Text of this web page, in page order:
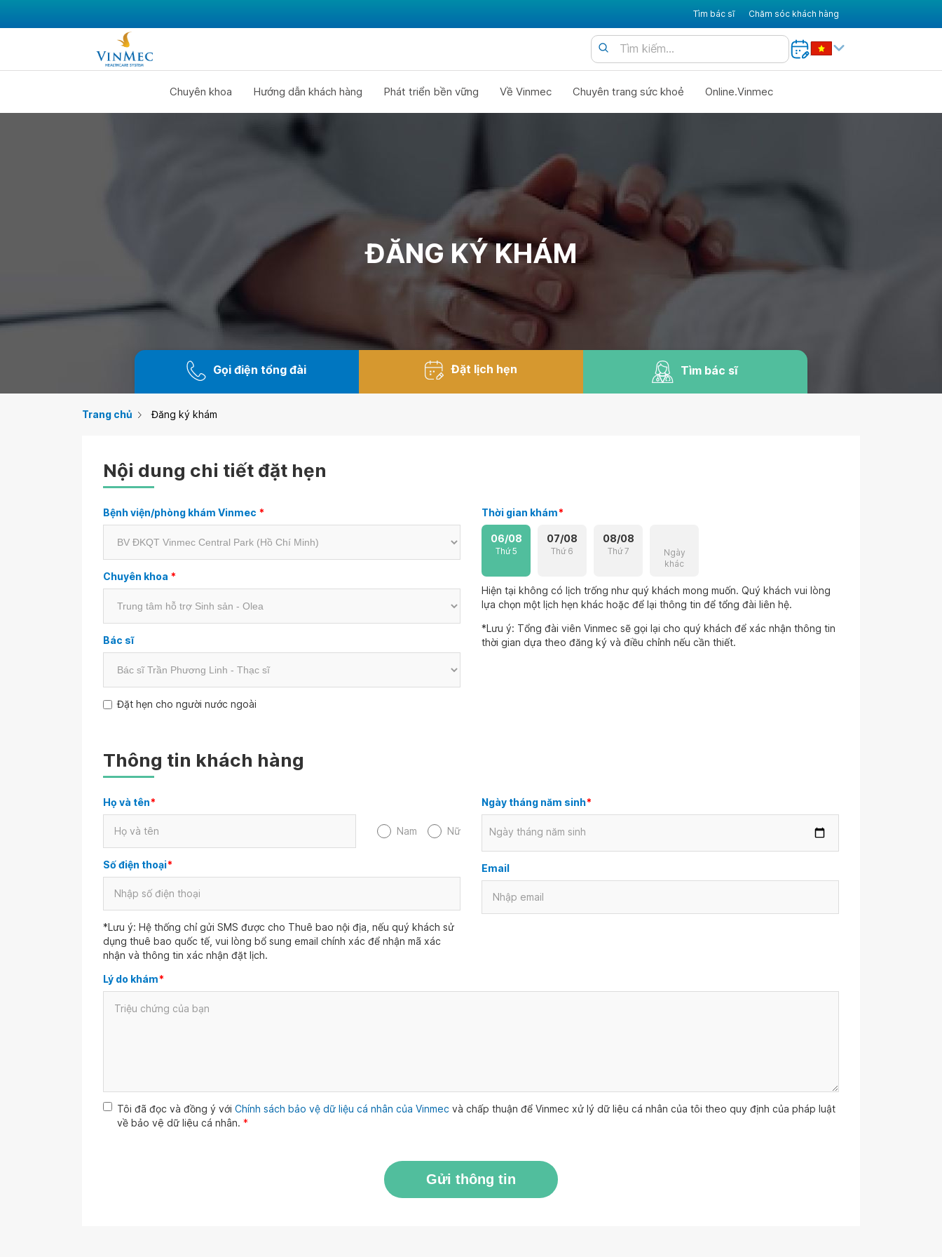
Tìm bác sĩ Chăm sóc khách hàng
Chuyên khoa Hướng dẫn khách hàng Phát triển bền vững Về Vinmec Chuyên trang sức khoẻ Online.Vinmec
ĐĂNG KÝ KHÁM
Gọi điện tổng đài Đặt lịch hẹn Tìm bác sĩ
Trang chủ Đăng ký khám
Nội dung chi tiết đặt hẹn
Bệnh viện/phòng khám Vinmec *
Chuyên khoa *
Bác sĩ
Đặt hẹn cho người nước ngoài
Thời gian khám*
06/08
Thứ 5
07/08
Thứ 6
08/08
Thứ 7
Ngày
khác
Hiện tại không có lịch trống như quý khách mong muốn. Quý khách vui lòng
lựa chọn một lịch hẹn khác hoặc để lại thông tin để tổng đài liên hệ.
*Lưu ý: Tổng đài viên Vinmec sẽ gọi lại cho quý khách để xác nhận thông tin
thời gian dựa theo đăng ký và điều chỉnh nếu cần thiết.
Thông tin khách hàng
Họ và tên*
Nam Nữ
Số điện thoại*
*Lưu ý: Hệ thống chỉ gửi SMS được cho Thuê bao nội địa, nếu quý khách sử
dụng thuê bao quốc tế, vui lòng bổ sung email chính xác để nhận mã xác
nhận và thông tin xác nhận đặt lịch.
Ngày tháng năm sinh*
Ngày tháng năm sinh
Email
Lý do khám*
Tôi đã đọc và đồng ý với Chính sách bảo vệ dữ liệu cá nhân của Vinmec và chấp thuận để Vinmec xử lý dữ liệu cá nhân của tôi theo quy định của pháp luật
về bảo vệ dữ liệu cá nhân. *
Gửi thông tin